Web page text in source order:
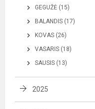
GEGUŽĖ (15)
BALANDIS (17)
KOVAS (26)
VASARIS (18)
SAUSIS (13)
2025